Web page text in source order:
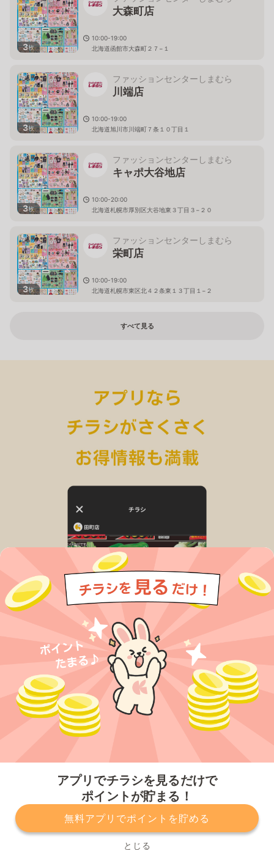
アプリでチラシを見るだけで
ポイントが貯まる！
無料アプリでポイントを貯める
とじる
3枚
大森町店
10:00-19:00
北海道函館市大森町２７−１
3枚
ファッションセンターしまむら
川端店
10:00-19:00
北海道旭川市川端町７条１０丁目１
3枚
ファッションセンターしまむら
キャポ大谷地店
10:00-20:00
北海道札幌市厚別区大谷地東３丁目３−２０
3枚
ファッションセンターしまむら
栄町店
10:00-19:00
北海道札幌市東区北４２条東１３丁目１−２
すべて見る
プライバシーポリシー 利用規約
運営会社
サービスに関してのお問い合わせ